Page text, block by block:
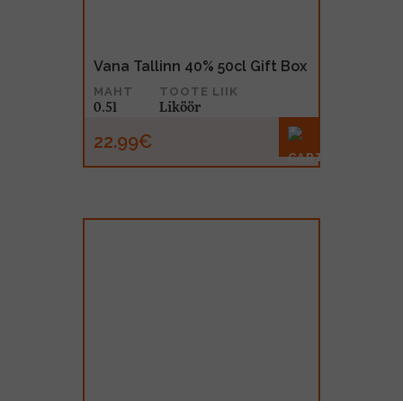
Vana Tallinn 40% 50cl Gift Box
MAHT
0.5l
TOOTE LIIK
Liköör
22.99€